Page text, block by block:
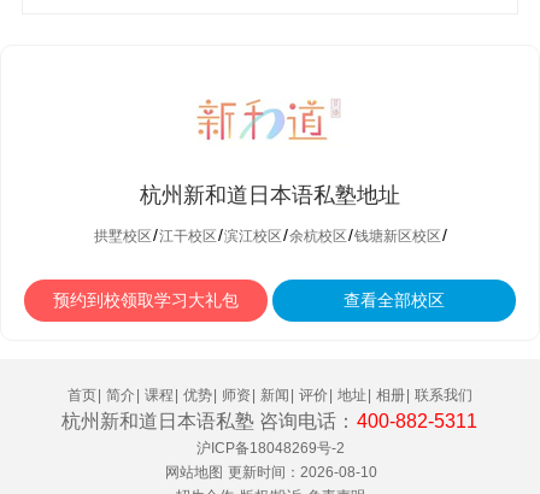
杭州新和道日本语私塾地址
拱墅校区/江干校区/滨江校区/余杭校区/钱塘新区校区/
预约到校领取学习大礼包 查看全部校区
首页 简介 课程 优势 师资 新闻 评价 地址 相册 联系我们
杭州新和道日本语私塾 咨询电话： 400-882-5311
沪ICP备18048269号-2
网站地图 更新时间：2026-08-10